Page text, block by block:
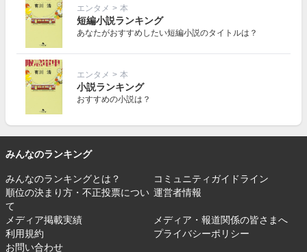
エンタメ > 本
短編小説ランキング
あなたがおすすめしたい短編小説のタイトルは？
エンタメ > 本
小説ランキング
おすすめの小説は？
みんなのランキング
みんなのランキングとは？
コミュニティガイドライン
順位の決まり方・不正投票につい
て
運営者情報
メディア掲載実績
メディア・報道関係の皆さまへ
利用規約
プライバシーポリシー
お問い合わせ